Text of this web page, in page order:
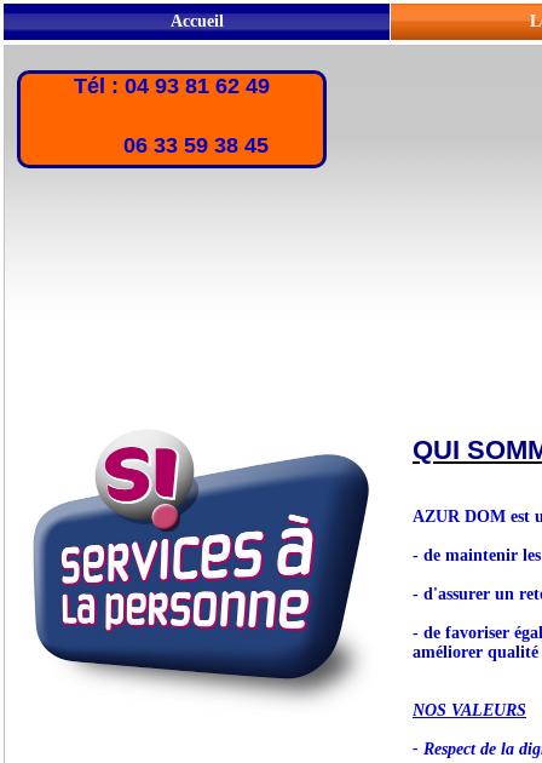
Accueil
Tél : 04 93 81 62 49
06 33 59 38 45
QUI
AZUR DOM est
- de maintenir les
- d'assurer un
- de favoriser
améliorer
NOS VALEURS
- Respect de la